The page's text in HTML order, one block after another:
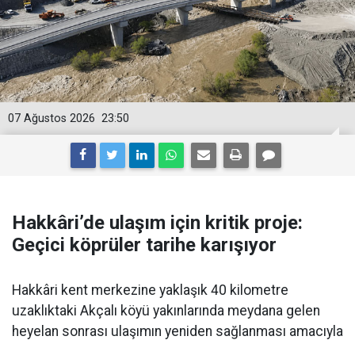
23:50
07 Ağustos 2026
Hakkâri’de ulaşım için kritik proje:
Geçici köprüler tarihe karışıyor
Hakkâri kent merkezine yaklaşık 40 kilometre
uzaklıktaki Akçalı köyü yakınlarında meydana gelen
heyelan sonrası ulaşımın yeniden sağlanması amacıyla